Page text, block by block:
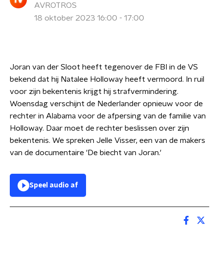
AVROTROS
18 oktober 2023 16:00 - 17:00
Joran van der Sloot heeft tegenover de FBI in de VS
bekend dat hij Natalee Holloway heeft vermoord. In ruil
voor zijn bekentenis krijgt hij strafvermindering.
Woensdag verschijnt de Nederlander opnieuw voor de
rechter in Alabama voor de afpersing van de familie van
Holloway. Daar moet de rechter beslissen over zijn
bekentenis. We spreken Jelle Visser, een van de makers
van de documentaire 'De biecht van Joran.'
Speel audio af